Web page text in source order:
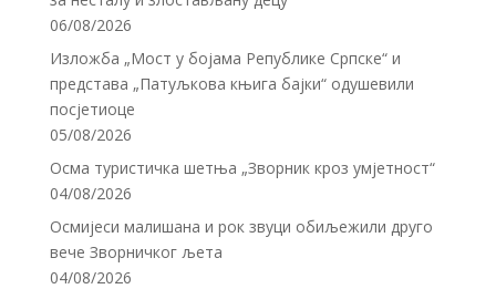
06/08/2026
Изложба „Мост у бојама Републике Српске“ и
представа „Патуљкова књига бајки“ одушевили
посјетиоце
05/08/2026
Осма туристичка шетња „Зворник кроз умјетност“
04/08/2026
Осмијеси малишана и рок звуци обиљежили друго
вече Зворничког љета
04/08/2026